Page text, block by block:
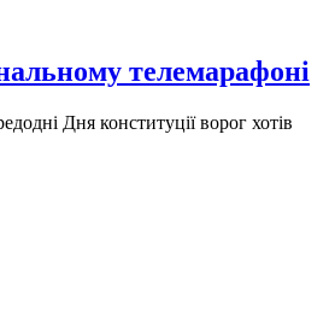
телемарафоні
Дня конституції ворог хотів